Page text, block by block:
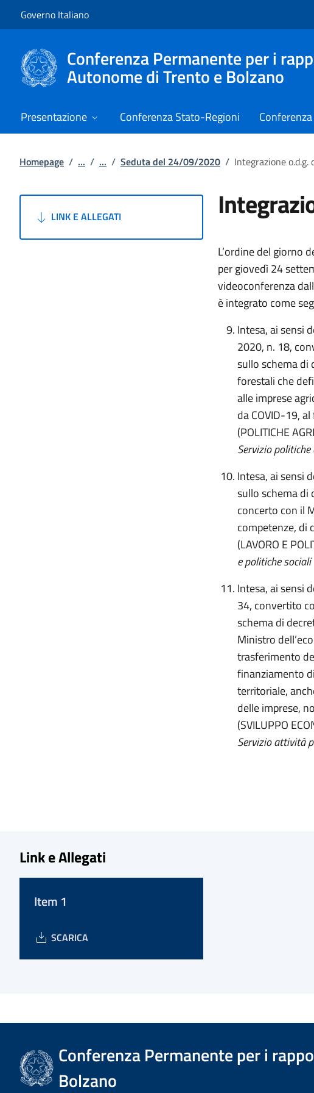
Governo Italiano
Conferenza Permanente per i
Autonome di Trento e Bolzano
Presentazione Conferenza Stato-Regioni
Homepage / ... / ... / Seduta del 24/09/2020 / Integrazione
LINK E ALLEGATI
L’ordine del giorno
per giovedì 24
videoconferenza
è integrato come
Intesa, ai sensi
2020, n. 18,
sullo schema di
forestali che
alle imprese
da COVID-19,
(POLITICHE
Servizio
Intesa, ai sensi
sullo schema di
concerto con il
competenze, di
(LAVORO E
e politiche sociali
Intesa, ai sensi
34, convertito
schema di
Ministro
trasferimento
finanziamento
territoriale,
delle imprese,
(SVILUPPO
Servizio attività
Link e Allegati
Item 1
SCARICA
Conferenza Permanente per i
Bolzano